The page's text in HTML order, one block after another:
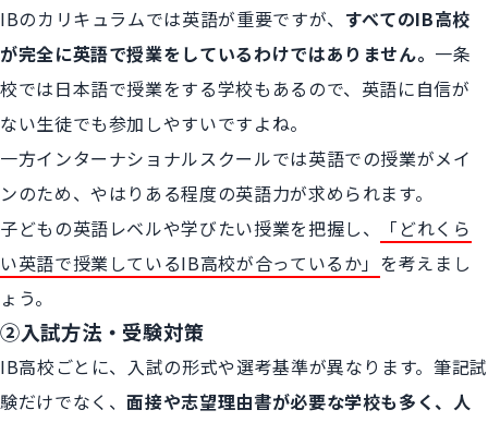
IBのカリキュラムでは英語が重要ですが、 すべてのIB高校
が完全に英語で授業をしているわけではありません。 一条
校では日本語で授業をする学校もあるので、英語に自信が
ない生徒でも参加しやすいですよね。
一方インターナショナルスクールでは英語での授業がメイ
ンのため、やはりある程度の英語力が求められます。
子どもの英語レベルや学びたい授業を把握し、
「どれくら
い英語で授業しているIB高校が合っているか」 を考えまし
ょう。
②入試方法・受験対策
IB高校ごとに、入試の形式や選考基準が異なります。筆記試
験だけでなく、面接や志望理由書が必要な学校も多く、人